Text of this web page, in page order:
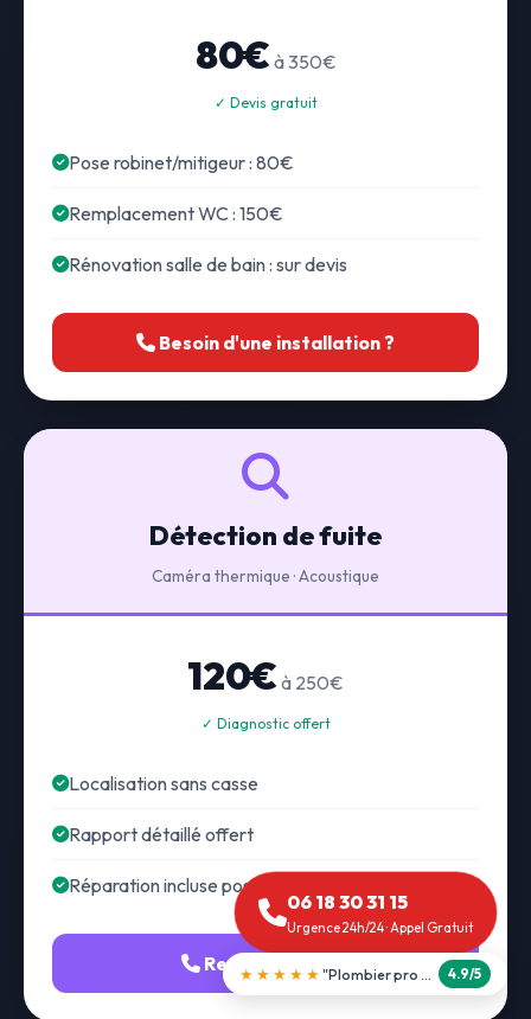
80€ à 350€
✓ Devis gratuit
Pose robinet/mitigeur : 80€
Remplacement WC : 150€
Rénovation salle de bain : sur devis
Besoin d'une installation ?
Détection de fuite
Caméra thermique · Acoustique
120€ à 250€
✓ Diagnostic offert
Localisation sans casse
Rapport détaillé offert
Réparation incluse possible
Recherche fuite
06 18 30 31 15
Urgence 24h/24 · Appel Gratuit
★★★★★ "Débouchage WC en 30 min" 5.0/5